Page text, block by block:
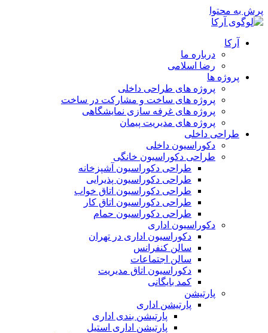
پرش به محتوا
آرکا
درباره ما
رضا اسلامی
پروژه ها
پروژه های طراحی داخلی
پروژه های ساخت و مشارکت در ساخت
پروژه های غرفه سازی نمایشگاهی
پروژه های مدیریت پیمان
طراحی داخلی
دکوراسیون داخلی
طراحی دکوراسیون خانگی
طراحی دکوراسیون آشپزخانه
طراحی دکوراسیون پذیرایی
طراحی دکوراسیون اتاق خواب
طراحی دکوراسیون اتاق کار
طراحی دکوراسیون حمام
دکوراسیون اداری
دکوراسیون اداری در تهران
سالن کنفرانس
سالن اجتماعات
دکوراسیون اتاق مدیریت
کمد بایگانی
پارتیشن
پارتیشن اداری
پارتیشن بندی اداری
پارتیشن اداری استیل